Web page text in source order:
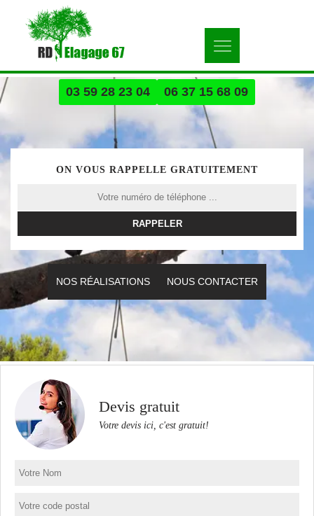
03 59 28 23 04 06 37 15 68 09
ON VOUS RAPPELLE GRATUITEMENT
NOS RÉALISATIONS NOUS CONTACTER
Devis gratuit
Votre devis ici, c'est gratuit!